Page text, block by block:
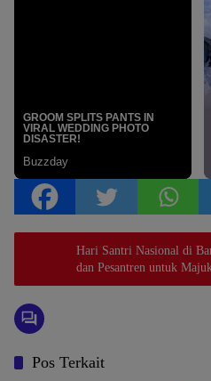
Hari Santri Nasional di
dan Pesantren untuk
Pos Terkait